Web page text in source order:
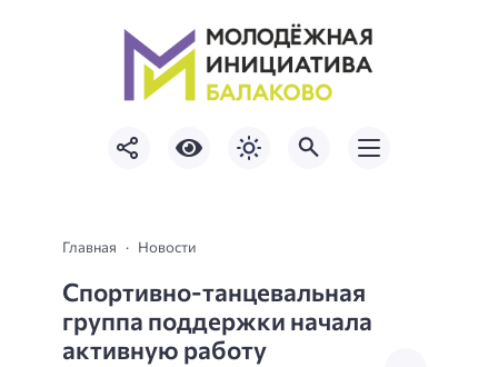
Главная Новости
Спортивно-танцевальная
группа поддержки начала
активную работу